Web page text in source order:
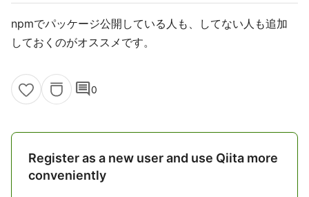
npmでパッケージ公開している人も、してない人も追加
しておくのがオススメです。
comment0
Register as a new user and use Qiita more
conveniently